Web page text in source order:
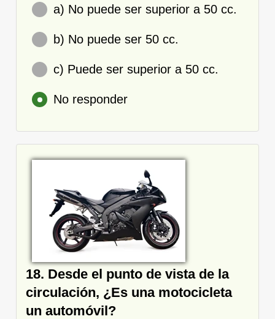
a) No puede ser superior a 50 cc.
b) No puede ser 50 cc.
c) Puede ser superior a 50 cc.
No responder
18. Desde el punto de vista de la
circulación, ¿Es una motocicleta
un automóvil?